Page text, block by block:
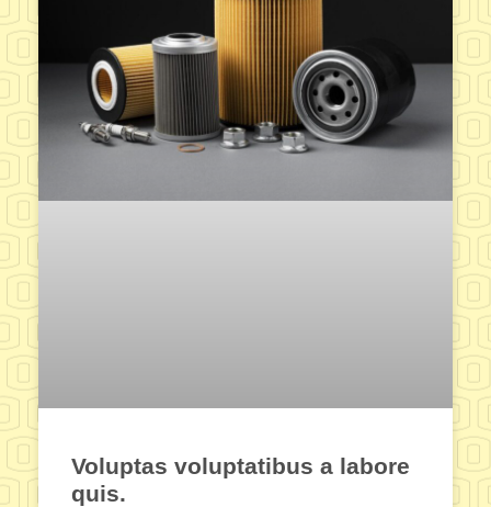
Voluptas voluptatibus a labore
quis.